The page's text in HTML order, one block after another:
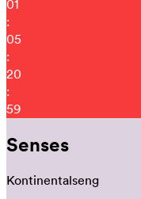
01
:
05
:
20
:
48
Senses
Kontinentalseng